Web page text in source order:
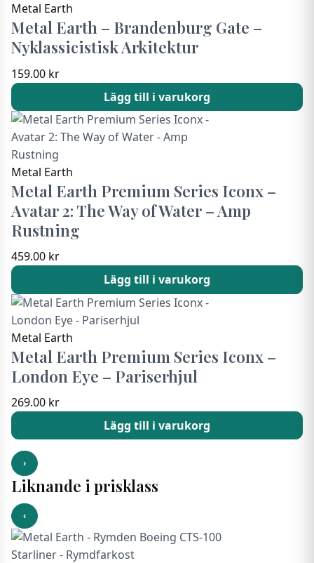
Metal Earth
Metal Earth – Brandenburg Gate –
Nyklassicistisk Arkitektur
159.00 kr
Lägg till i varukorg
Metal Earth
Metal Earth Premium Series Iconx –
Avatar 2: The Way of Water – Amp
Rustning
459.00 kr
Lägg till i varukorg
Metal Earth
Metal Earth Premium Series Iconx –
London Eye – Pariserhjul
269.00 kr
Lägg till i varukorg
›
Liknande i prisklass
‹